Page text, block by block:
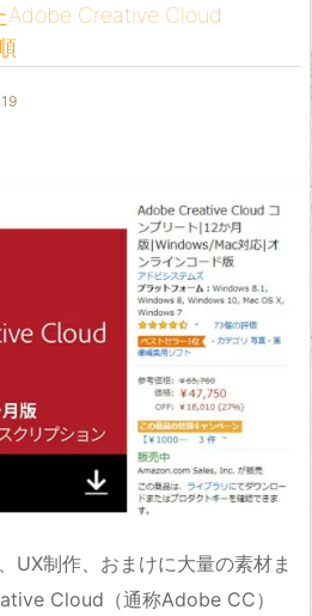
UX制作、おまけに大量の素材ま
Cloud（通称Adobe CC）